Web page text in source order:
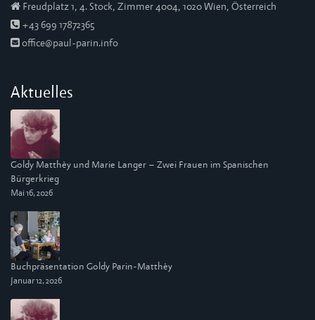
Freudplatz 1, 4. Stock, Zimmer 4004, 1020 Wien, Österreich
+43 699 17872365
office@paul-parin.info
Aktuelles
Goldy Matthèy und Marie Langer – Zwei Frauen im Spanischen
Bürgerkrieg
Mai 16, 2026
Buchpräsentation Goldy Parin-Matthèy
Januar 12, 2026